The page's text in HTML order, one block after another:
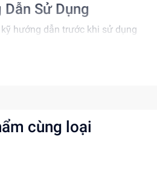
Sử Dụng
hướng dẫn trước khi sử dụng
bé lắp ráp dưới sự giám sát của
luyện kỹ năng giải quyết vấn đề
bé tự tin và kiên nhẫn
cùng loại